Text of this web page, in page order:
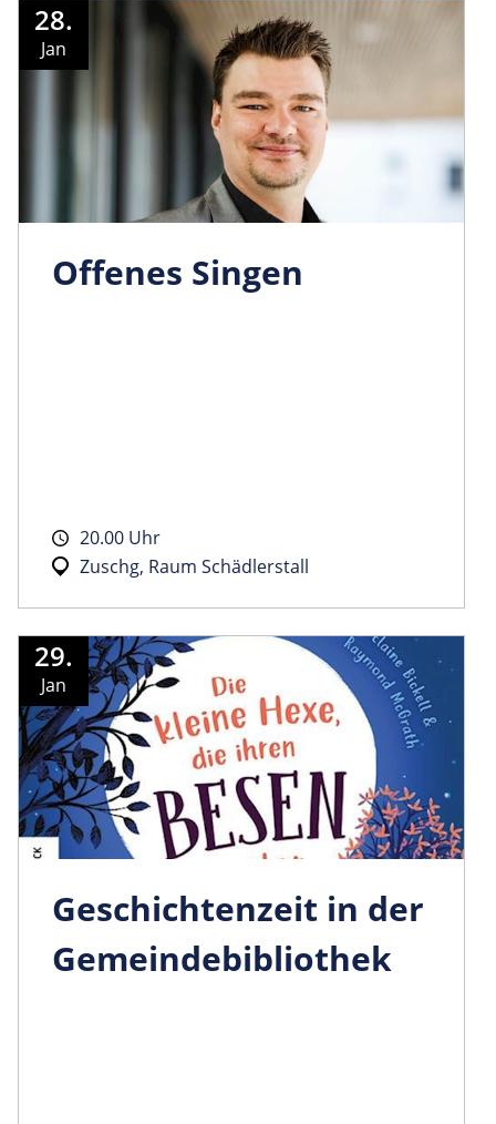
28.
Jan
Offenes Singen
20.00 Uhr
Zuschg, Raum Schädlerstall
29.
Jan
Geschichtenzeit in der
Gemeindebibliothek